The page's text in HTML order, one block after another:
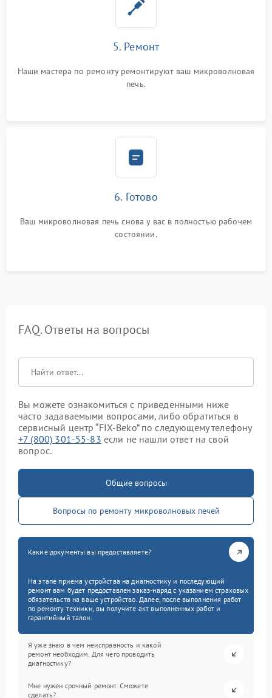
5. Ремонт
Наши мастера по ремонту ремонтируют ваш микроволновая
печь.
6. Готово
Ваш микроволновая печь снова у вас в полностью рабочем
состоянии.
FAQ. Ответы на вопросы
Вы можете ознакомиться с приведенными ниже
часто задаваемыми вопросами, либо обратиться в
сервисный центр “FIX-Beko” по следующему телефону
+7 (800) 301-55-83 если не нашли ответ на свой
вопрос.
Общие вопросы
Вопросы по ремонту микроволновых печей
Какие документы вы предоставляете?
На этапе приема устройства на диагностику и последующий
ремонт вам будет предоставлен заказ-наряд с указанием страховых
обязательств на ваше устройство. Далее, после выполнения работ
по ремонту техники, вы получите акт выполненных работ и
гарантийный талон.
Я уже знаю в чем неисправность и какой
ремонт необходим. Для чего проводить
диагностику?
Мне нужен срочный ремонт. Сможете
сделать?